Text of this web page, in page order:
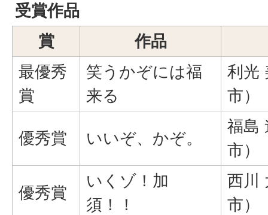
受賞作品
賞
作品
最優秀
賞
笑うかぞには福
来る
利光
市）
優秀賞 いいぞ、かぞ。
福島
市）
優秀賞
いくゾ！加
須！！
西川
市）